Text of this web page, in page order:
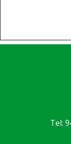
Tel: